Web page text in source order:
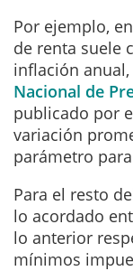
Por ejemplo, en
de renta suele
inflación
Nacional de
publicado por
variación
parámetro
Para el resto
lo acordado
lo anterior
mínimos